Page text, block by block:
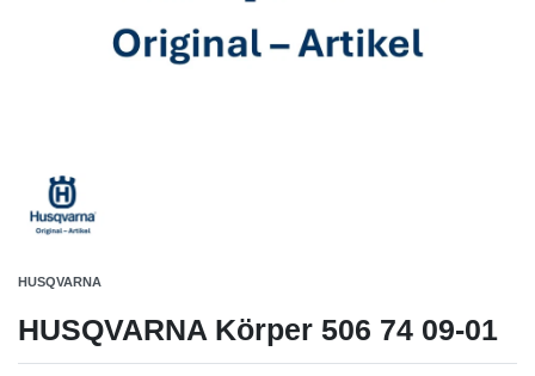
HUSQVARNA
HUSQVARNA Körper 506 74 09-01